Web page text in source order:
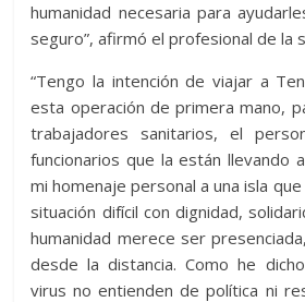
humanidad necesaria para
seguro”, afirmó el profesional de la
“Tengo la intención de viajar a
esta operación de primera mano,
trabajadores sanitarios, el
funcionarios que la están llevando
mi homenaje personal a una isla
situación difícil con dignidad,
humanidad merece ser
desde la distancia. Como he
virus no entienden de política ni